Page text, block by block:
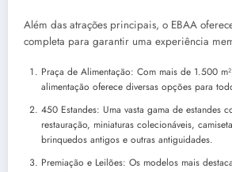
Além das atrações principais, o EBAA
completa para garantir uma experiência
Praça de Alimentação: Com mais de 1.500
alimentação oferece diversas opções para
450 Estandes: Uma vasta gama de estandes
restauração, miniaturas colecionáveis,
brinquedos antigos e outras antiguidades.
Premiação e Leilões: Os modelos mais